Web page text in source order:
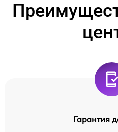
Гарантия